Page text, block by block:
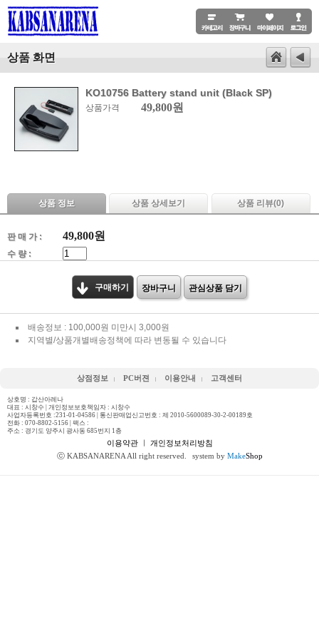
상품 화면
KO10756 Battery stand unit (Black SP)
상품가격 49,800원
상품 정보 상품 상세보기 상품 리뷰(0)
판 매 가 : 49,800원
수 량 :
구매하기 장바구니 관심상품 담기
배송정보 : 100,000원 미만시 3,000원
지역별/상품개별배송정책에 따라 변동될 수 있습니다
상점정보 PC버젼 이용안내 고객센터
상호명 : 갑산아레나
대표 : 시창수 | 개인정보보호책임자 : 시창수
사업자등록번호 :231-01-04586 | 통신판매업신고번호 : 제 2010-5600089-30-2-00189호
전화 : 070-8802-5156 | 팩스 :
주소 : 경기도 양주시 광사동 685번지 1층
이용약관ㅣ 개인정보처리방침
ⓒ KABSANARENA All right reserved.
system by MakeShop